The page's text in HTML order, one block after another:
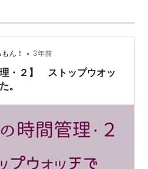
ん！ • 3年前
理・２】 ストップウオッ
。